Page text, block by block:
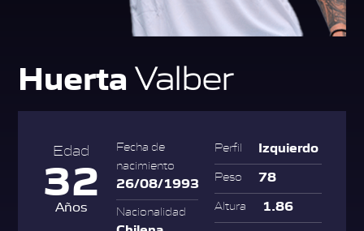
Huerta Valber
Edad
32
Años
Fecha de
nacimiento
26/08/1993
Nacionalidad
Perfil Izquierdo
Peso 78
Altura 1.86